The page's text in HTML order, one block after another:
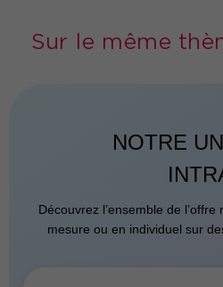
Sur le même
NOTRE
Découvrez l’ensemble de
mesure ou en individuel sur